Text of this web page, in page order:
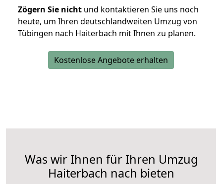
Zögern Sie nicht und kontaktieren Sie uns noch
heute, um Ihren deutschlandweiten Umzug von
Tübingen nach Haiterbach mit Ihnen zu planen.
Kostenlose Angebote erhalten
Was wir Ihnen für Ihren Umzug
Haiterbach nach bieten